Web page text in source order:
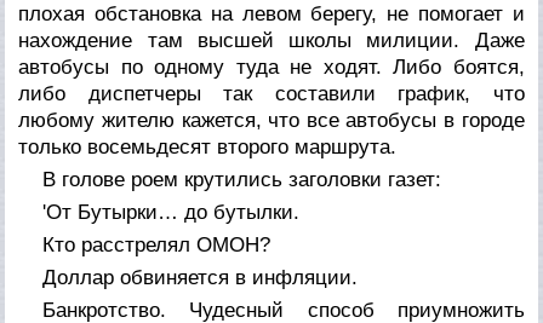
плохая обстановка на левом берегу, не помогает и
нахождение там высшей школы милиции. Даже
автобусы по одному туда не ходят. Либо боятся,
либо диспетчеры так составили график, что
любому жителю кажется, что все автобусы в городе
только восемьдесят второго маршрута.
В голове роем крутились заголовки газет:
'От Бутырки… до бутылки.
Кто расстрелял ОМОН?
Доллар обвиняется в инфляции.
Банкротство. Чудесный способ приумножить